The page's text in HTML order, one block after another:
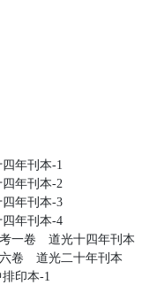
年刊本-1
年刊本-2
年刊本-3
年刊本-4
一卷 道光十四年刊本
卷 道光二十年刊本
印本-1